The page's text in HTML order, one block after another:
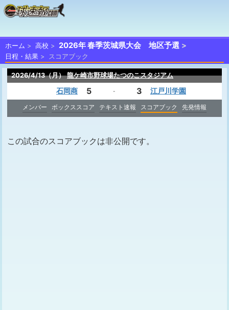
ホーム 高校 2026年 春季茨城県大会 地区予選
日程・結果 スコアブック
2026/4/13（月） 龍ケ崎市野球場たつのこスタジアム
石岡商 5 - 3 江戸川学園
メンバー ボックススコア テキスト速報 スコアブック 先発情報
この試合のスコアブックは非公開です。